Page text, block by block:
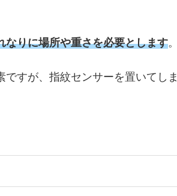
なりに場所や重さを必要とします。
すが、指紋センサーを置いてしま